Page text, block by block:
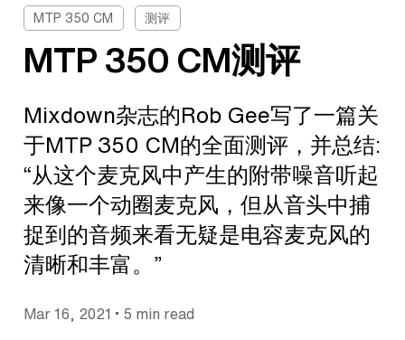
MTP 350 CM 测评
MTP 350 CM测评
Mixdown杂志的Rob Gee写了一篇关
于MTP 350 CM的全面测评，并总结:
“从这个麦克风中产生的附带噪音听起
来像一个动圈麦克风，但从音头中捕
捉到的音频来看无疑是电容麦克风的
清晰和丰富。”
Mar 16, 2021 • 5 min read